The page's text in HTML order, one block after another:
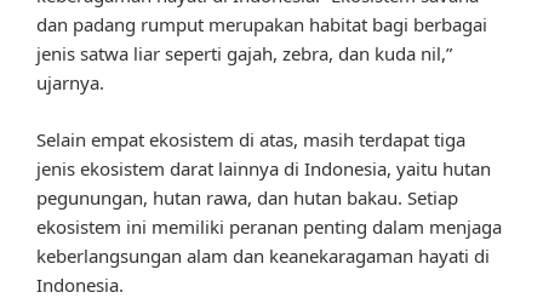
dan padang rumput merupakan habitat bagi berbagai
jenis satwa liar seperti gajah, zebra, dan kuda nil,”
ujarnya.
Selain empat ekosistem di atas, masih terdapat tiga
jenis ekosistem darat lainnya di Indonesia, yaitu hutan
pegunungan, hutan rawa, dan hutan bakau. Setiap
ekosistem ini memiliki peranan penting dalam menjaga
keberlangsungan alam dan keanekaragaman hayati di
Indonesia.